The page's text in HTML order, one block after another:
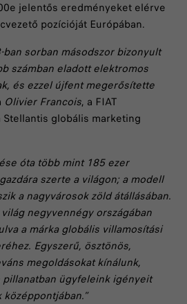
jelentős eredményeket elérve
pozícióját Európában.
ban sorban másodszor bizonyult
számban eladott elektromos
és ezzel újfent megerősítette
Olivier Francois, a FIAT
Stellantis globális marketing
óta több mint 185 ezer
szerte a világon; a modell
a nagyvárosok zöld átállásában.
negyvennégy országában
a márka globális villamosítási
Egyszerű, ösztönös,
megoldásokat kínálunk,
ügyfeleink igényeit